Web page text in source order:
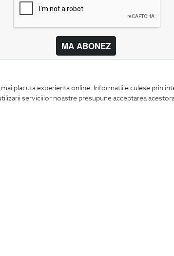
placuta experienta online. Informatiile culese prin
serviciilor noastre presupune acceptarea
MA ABONEZ
Contact
Magazine
Facebook
LinkedIn